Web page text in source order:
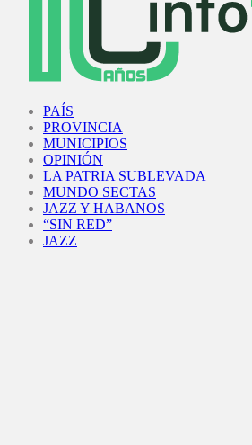
PAÍS
PROVINCIA
MUNICIPIOS
OPINIÓN
LA PATRIA SUBLEVADA
MUNDO SECTAS
JAZZ Y HABANOS
“SIN RED”
JAZZ